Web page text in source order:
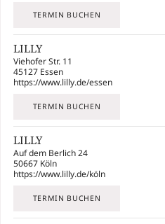
TERMIN BUCHEN
LILLY
Viehofer Str. 11
45127 Essen
https://www.lilly.de/essen
TERMIN BUCHEN
LILLY
Auf dem Berlich 24
50667 Köln
https://www.lilly.de/köln
TERMIN BUCHEN